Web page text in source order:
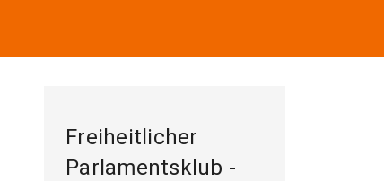
Freiheitlicher
Parlamentsklub -